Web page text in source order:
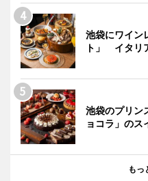
池袋にワイン
ト」 イタリ
池袋のプリン
ョコラ」のス
もっ